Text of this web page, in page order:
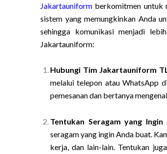
Jakartauniform berkomitmen untuk
sistem yang memungkinkan Anda
sehingga komunikasi menjadi
Jakartauniform:
Hubungi Tim Jakartauniform
melalui telepon atau WhatsApp
pemesanan dan bertanya
Tentukan Seragam yang
seragam yang ingin Anda buat.
kerja, dan lain-lain. Tentukan